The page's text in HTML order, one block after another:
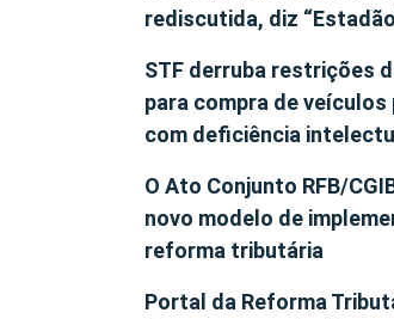
rediscutida, diz
STF derruba restrições
para compra de veículos
com deficiência
O Ato Conjunto RFB/
novo modelo de
reforma tributária
Portal da Reforma